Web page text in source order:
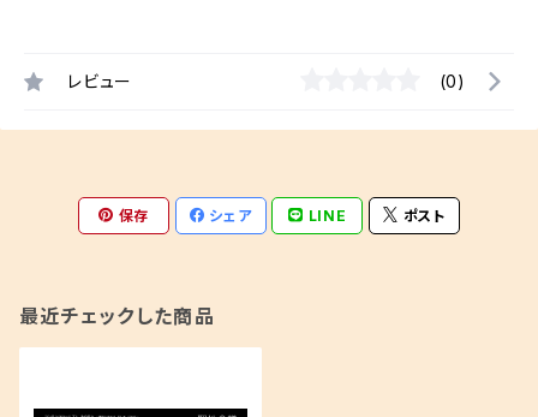
レビュー (0)
保存 シェア LINE ポスト
最近チェックした商品